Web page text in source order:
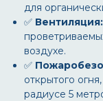
для
✅ Вентиляция:
воздухе.
✅
открытого
радиусе 5